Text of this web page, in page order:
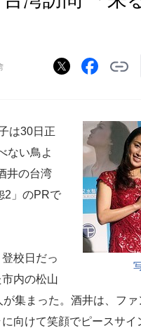
は30日正
ない鳥よ
井の台湾
2」のPRで
校日だっ
内の松山
集まった。酒井は、フ
向けて笑顔でピースサイ